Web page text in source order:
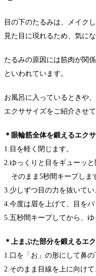
目の下のたるみは、メイク
見た目に現れるため、気に
たるみの原因には筋肉が関係
といわれています。
お風呂に入っているときや
エクササイズをご紹介させて
＊眼輪筋全体を鍛えるエクサ
1.目を軽く閉じます。
2.ゆっくりと目をギューッと
そのまま5秒間キープしま
3.少しずつ目の力を抜いてい
4.今度は眉を上げて、目をパ
5.五秒間キープしてから、
＊上まぶた部分を鍛えるエ
1.口を「お」の形にして鼻の
2.そのまま目線を上に向け